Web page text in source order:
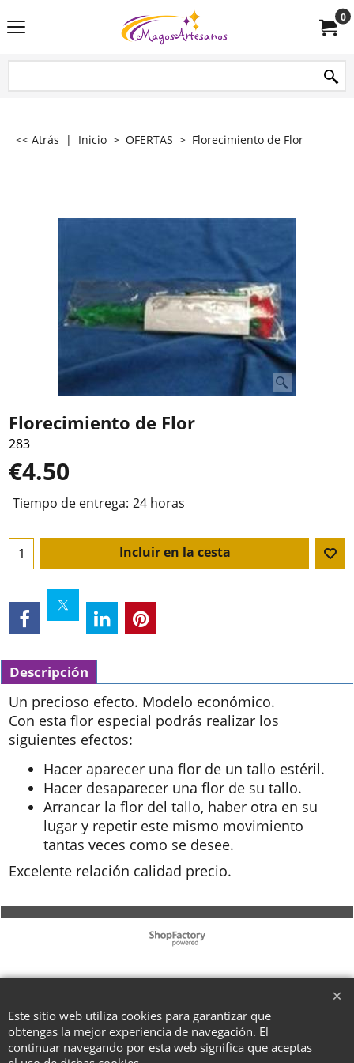
0
<< Atrás | Inicio > OFERTAS > Florecimiento de Flor
Florecimiento de Flor
283
€4.50
Tiempo de entrega: 24 horas
Incluir en la cesta
Descripción
Un precioso efecto. Modelo económico.
Con esta flor especial podrás realizar los
siguientes efectos:
Hacer aparecer una flor de un tallo estéril.
Hacer desaparecer una flor de su tallo.
Arrancar la flor del tallo, haber otra en su
lugar y repetir este mismo movimiento
tantas veces como se desee.
Excelente relación calidad precio.
To create online store ShopFactory eCommerce software was used.
Este sitio web utiliza cookies para garantizar que
obtengas la mejor experiencia de navegación. El
continuar navegando por esta web significa que aceptas